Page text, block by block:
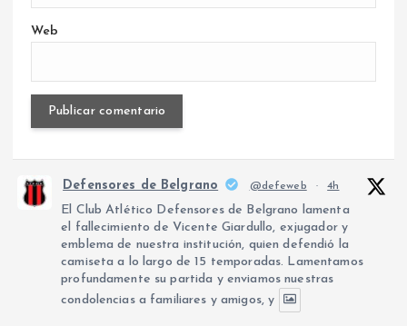
Web
Defensores de Belgrano @defeweb · 4h
El Club Atlético Defensores de Belgrano lamenta
el fallecimiento de Vicente Giardullo, exjugador y
emblema de nuestra institución, quien defendió la
camiseta a lo largo de 15 temporadas. Lamentamos
profundamente su partida y enviamos nuestras
condolencias a familiares y amigos, y